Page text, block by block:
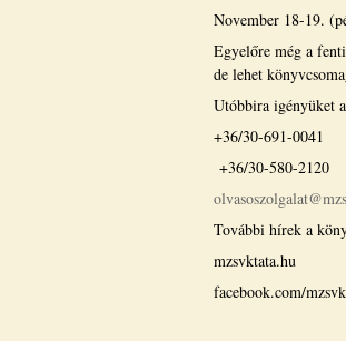
November 18-19.
Egyelőre még a
de lehet
Utóbbira igényüket
+36/30-691-0041
+36/30-580-2120
További hírek a
mzsvktata.hu
facebook.com/mzsvk